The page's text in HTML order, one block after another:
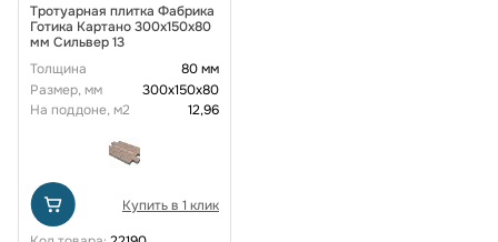
Тротуарная плитка Фабрика
Готика Картано 300х150х80
мм Сильвер 13
Толщина
80 мм
Размер, мм
300х150х80
На поддоне, м2
12,96
Купить в 1 клик